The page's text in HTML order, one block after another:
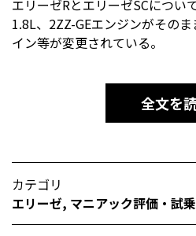
エリーゼRとエリーゼSCについ
1.8L、2ZZ-GEエンジンがその
イン等が変更されている。
全文を
カテゴリ
エリーゼ, マニアック評価・試